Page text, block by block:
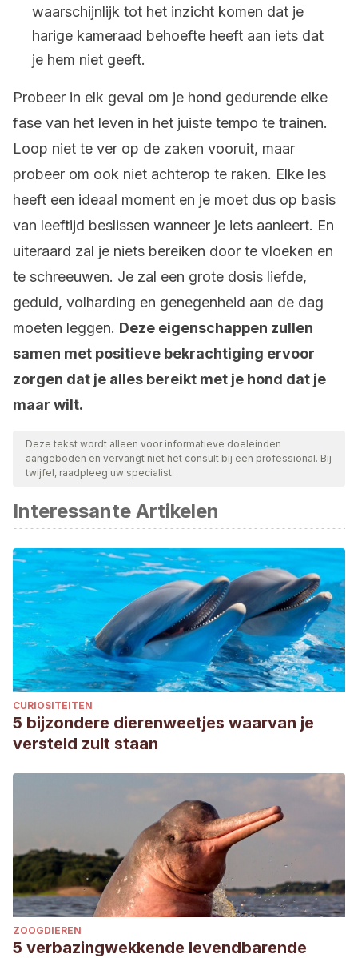
waarschijnlijk tot het inzicht komen dat je
harige kameraad behoefte heeft aan iets dat
je hem niet geeft.
Probeer in elk geval om je hond gedurende elke
fase van het leven in het juiste tempo te trainen.
Loop niet te ver op de zaken vooruit, maar
probeer om ook niet achterop te raken. Elke les
heeft een ideaal moment en je moet dus op basis
van leeftijd beslissen wanneer je iets aanleert. En
uiteraard zal je niets bereiken door te vloeken en
te schreeuwen. Je zal een grote dosis liefde,
geduld, volharding en genegenheid aan de dag
moeten leggen. Deze eigenschappen zullen
samen met positieve bekrachtiging ervoor
zorgen dat je alles bereikt met je hond dat je
maar wilt.
Deze tekst wordt alleen voor informatieve doeleinden
aangeboden en vervangt niet het consult bij een professional. Bij
twijfel, raadpleeg uw specialist.
Interessante Artikelen
CURIOSITEITEN
5 bijzondere dierenweetjes waarvan je
versteld zult staan
ZOOGDIEREN
5 verbazingwekkende levendbarende